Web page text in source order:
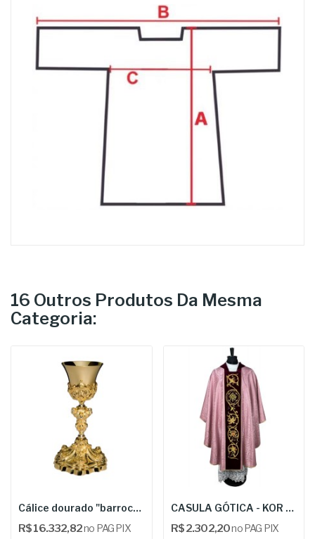
16 Outros Produtos Da Mesma
Categoria:
Cálice dourado "barroco" - SACM KL114
R$ 16.332,82no PAG PIX
CASULA GÓTICA - KOR 74-d-2
R$ 2.302,20no PAG PIX